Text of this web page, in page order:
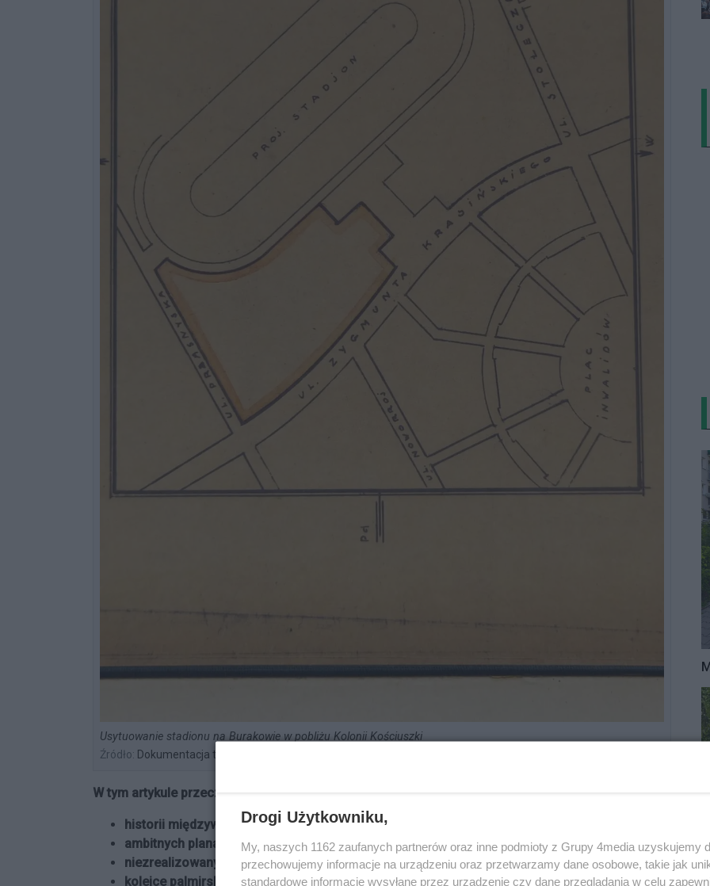
Usytuowanie stadionu na Burakowie w pobliżu Kolonii Kościuszki
Źródło: Dokumentacja techniczna domu typu I Kolonii na Burakowie proj. Oskara Sosnowskiego
W tym artykule przeczytasz o:
historii międzywojennego Burakowa;
ambitnych planach urbanistycznych Żoliborza;
niezrealizowanym stadionie na Burakowie;
kolejce palmirskiej biegnącej od Dworca Gdańskiego.
Drogi Użytkowniku,
My, naszych 1162 zaufanych partnerów oraz inne podmioty z Grupy 4media uzyskujemy
przechowujemy informacje na urządzeniu oraz przetwarzamy dane osobowe, takie jak
standardowe informacje wysyłane przez urządzenie czy dane przeglądania w celu